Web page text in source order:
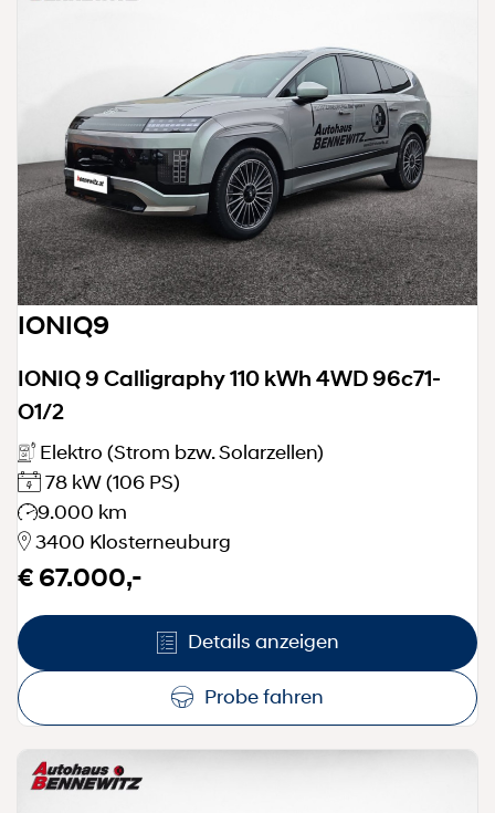
IONIQ9
IONIQ 9 Calligraphy 110 kWh 4WD 96c71-
O1/2
Elektro (Strom bzw. Solarzellen)
78 kW(106 PS)
9.000 km
3400 Klosterneuburg
€ 67.000,-
Details anzeigen
Probe fahren